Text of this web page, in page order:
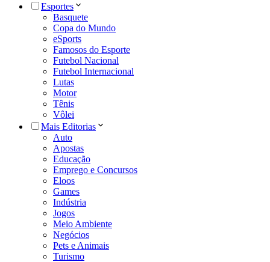
Esportes
Basquete
Copa do Mundo
eSports
Famosos do Esporte
Futebol Nacional
Futebol Internacional
Lutas
Motor
Tênis
Vôlei
Mais Editorias
Auto
Apostas
Educação
Emprego e Concursos
Eloos
Games
Indústria
Jogos
Meio Ambiente
Negócios
Pets e Animais
Turismo